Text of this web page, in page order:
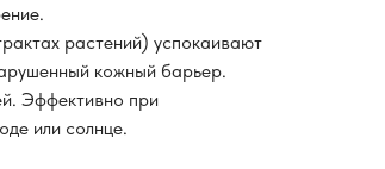
растений) успокаивают
кожный барьер.
Эффективно при
или солнце.